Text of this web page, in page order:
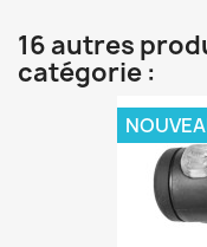
16 autres
catégorie :